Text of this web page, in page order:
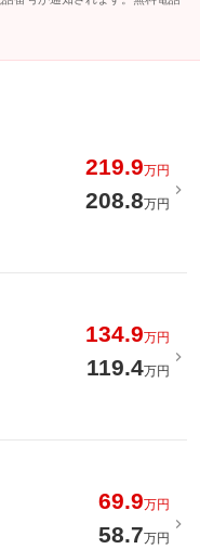
219.9万円
208.8万円
134.9万円
119.4万円
69.9万円
58.7万円